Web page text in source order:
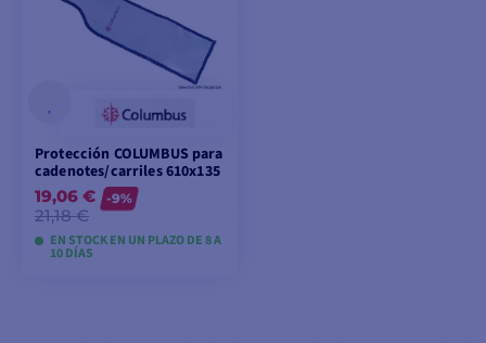
Protección COLUMBUS para
cadenotes/carriles 610x135
19,06 €
21,18 €
-9%
EN STOCK EN UN PLAZO DE 8 A
10 DÍAS